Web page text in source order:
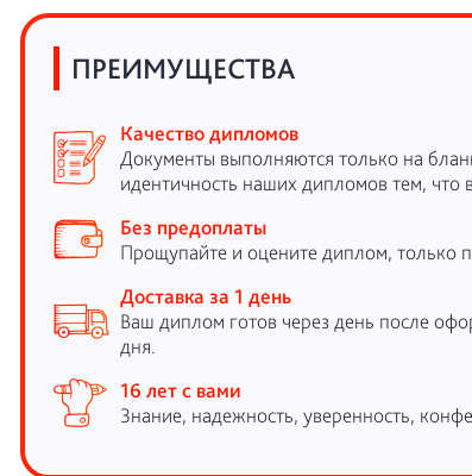
ПРЕИМУЩЕСТВА
Качество дипломов
Документы выполняются только на
идентичность наших дипломов тем, что
Без предоплаты
Прощупайте и оцените диплом, только
Доставка за 1 день
Ваш диплом готов через день после
дня.
16 лет с вами
Знание, надежность, уверенность,